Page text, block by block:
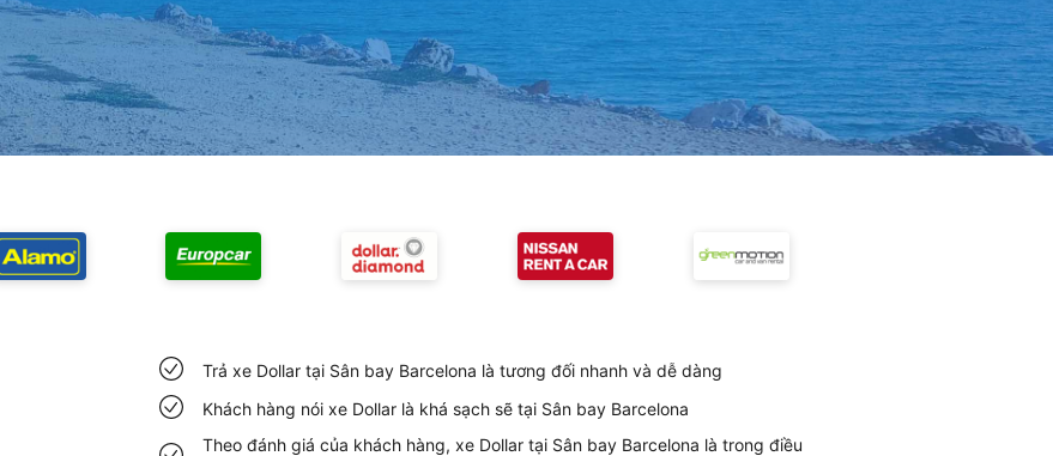
Trả xe Dollar tại Sân bay Barcelona là tương đối nhanh và dễ dàng
Khách hàng nói xe Dollar là khá sạch sẽ tại Sân bay Barcelona
Theo đánh giá của khách hàng, xe Dollar tại Sân bay Barcelona là trong điều